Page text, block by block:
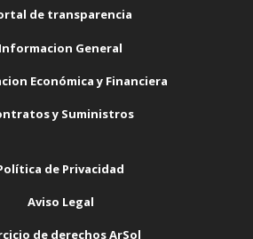
de transparencia
Informacion General
Económica y Financiera
y Suministros
de Privacidad
Aviso Legal
de derechos ArSol